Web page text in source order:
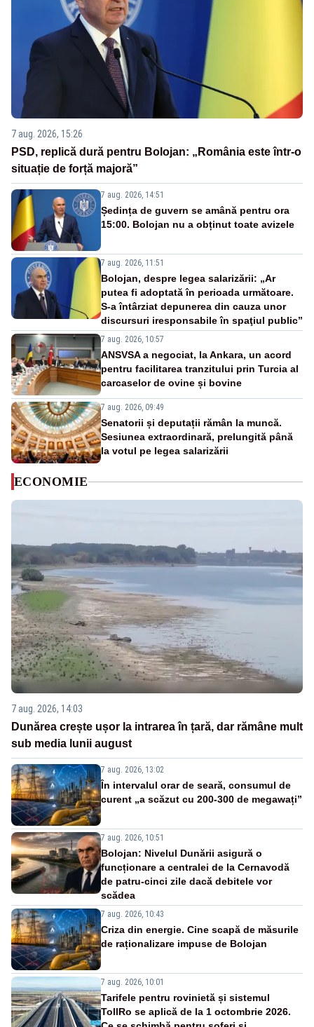
7 aug. 2026, 15:26
PSD, replică dură pentru Bolojan: „România este într-o
situație de forță majoră”
7 aug. 2026, 14:51
Ședința de guvern se amână pentru ora
15:00. Bolojan nu a obținut toate avizele
7 aug. 2026, 11:51
Bolojan, despre legea salarizării: „Ar
putea fi adoptată în perioada următoare.
S-a întârziat depunerea din cauza unor
discursuri iresponsabile în spaţiul public”
7 aug. 2026, 10:57
ANSVSA a negociat, la Ankara, un acord
pentru facilitarea tranzitului prin Turcia al
carcaselor de ovine și bovine
7 aug. 2026, 09:49
Senatorii și deputații rămân la muncă.
Sesiunea extraordinară, prelungită până
la votul pe legea salarizării
ECONOMIE
7 aug. 2026, 14:03
Dunărea crește ușor la intrarea în țară, dar rămâne mult
sub media lunii august
7 aug. 2026, 13:02
În intervalul orar de seară, consumul de
curent „a scăzut cu 200-300 de megawați”
7 aug. 2026, 10:51
Bolojan: Nivelul Dunării asigură o
funcționare a centralei de la Cernavodă
de patru-cinci zile dacă debitele vor
scădea
7 aug. 2026, 10:43
Criza din energie. Cine scapă de măsurile
de raționalizare impuse de Bolojan
7 aug. 2026, 10:01
Tarifele pentru rovinietă și sistemul
TollRo se aplică de la 1 octombrie 2026.